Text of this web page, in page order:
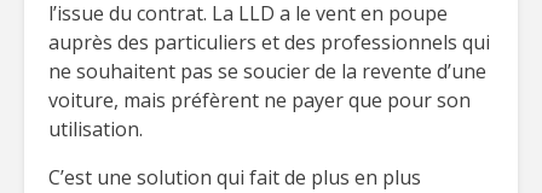
l’issue du contrat. La LLD a le vent en poupe
auprès des particuliers et des professionnels qui
ne souhaitent pas se soucier de la revente d’une
voiture, mais préfèrent ne payer que pour son
utilisation.
C’est une solution qui fait de plus en plus